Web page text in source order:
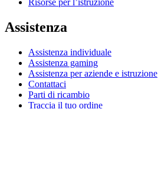
Risorse per l’istruzione
Assistenza
Assistenza individuale
Assistenza gaming
Assistenza per aziende e istruzione
Contattaci
Parti di ricambio
Traccia il tuo ordine